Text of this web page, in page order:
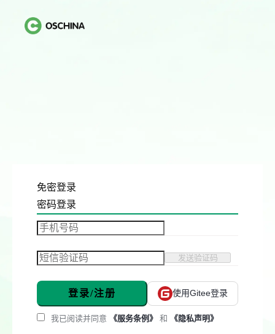
免密登录
密码登录
发送验证码
登录/注册 使用Gitee登录
我已阅读并同意 《服务条例》 和 《隐私声明》